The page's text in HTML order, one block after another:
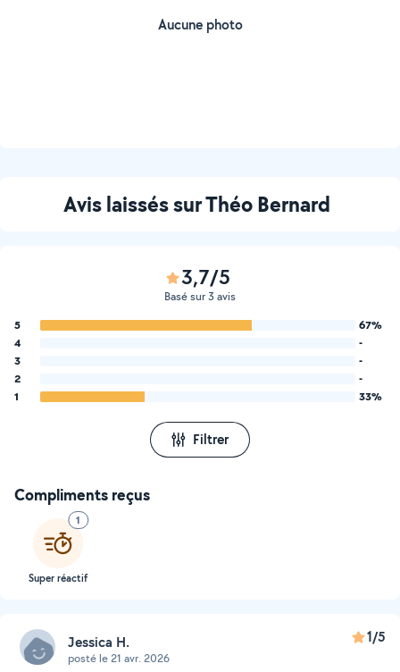
Aucune photo
Avis laissés sur Théo Bernard
3,7/5
Basé sur 3 avis
5
67%
4
-
3
-
2
-
1
33%
Filtrer
Compliments reçus
1
Super réactif
Jessica H.
posté le 21 avr. 2026
1/5